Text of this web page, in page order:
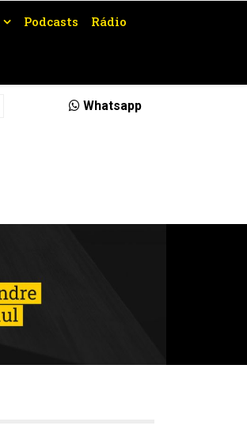
Podcasts Rádio
MPRJ pede execução da
Whatsapp